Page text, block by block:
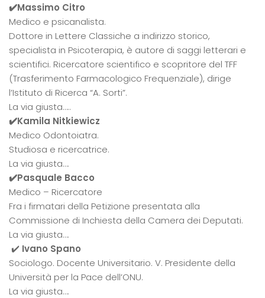
✔️Massimo Citro
Medico e psicanalista.
Dottore in Lettere Classiche a indirizzo storico,
specialista in Psicoterapia, è autore di saggi letterari e
scientifici. Ricercatore scientifico e scopritore del TFF
(Trasferimento Farmacologico Frequenziale), dirige
l’Istituto di Ricerca “A. Sorti”.
La via giusta…..
✔️Kamila Nitkiewicz
Medico Odontoiatra.
Studiosa e ricercatrice.
La via giusta….
✔️Pasquale Bacco
Medico – Ricercatore
Fra i firmatari della Petizione presentata alla
Commissione di Inchiesta della Camera dei Deputati.
La via giusta….
✔️ Ivano Spano
Sociologo. Docente Universitario. V. Presidente della
Università per la Pace dell’ONU.
La via giusta….